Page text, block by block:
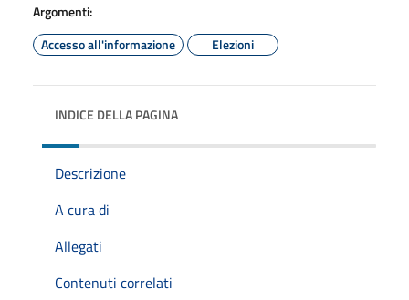
Argomenti:
Accesso all'informazione
Elezioni
INDICE DELLA PAGINA
Descrizione
A cura di
Allegati
Contenuti correlati